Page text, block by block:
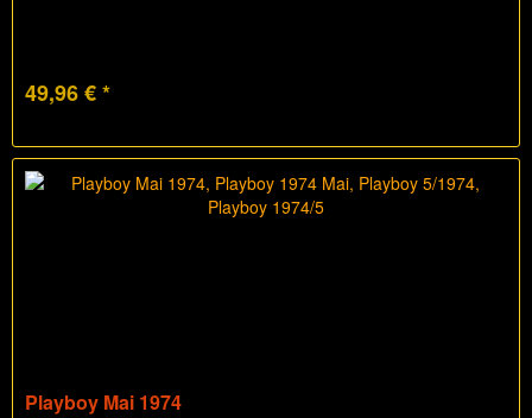
49,96 € *
Playboy Mai 1974